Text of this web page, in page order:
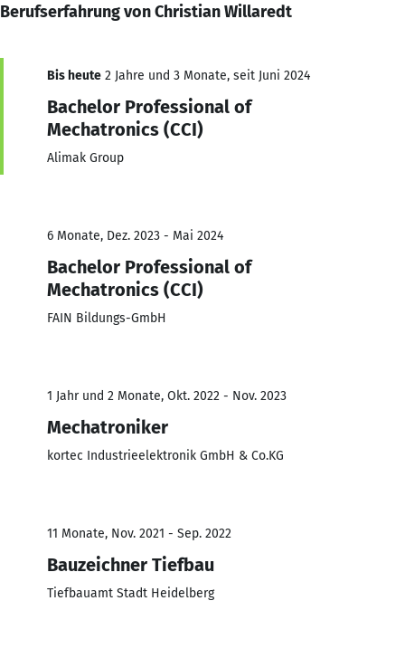
Berufserfahrung von Christian Willaredt
Bis heute 2 Jahre und 3 Monate, seit Juni 2024
Bachelor Professional of
Mechatronics (CCI)
Alimak Group
6 Monate, Dez. 2023 - Mai 2024
Bachelor Professional of
Mechatronics (CCI)
FAIN Bildungs-GmbH
1 Jahr und 2 Monate, Okt. 2022 - Nov. 2023
Mechatroniker
kortec Industrieelektronik GmbH & Co.KG
11 Monate, Nov. 2021 - Sep. 2022
Bauzeichner Tiefbau
Tiefbauamt Stadt Heidelberg